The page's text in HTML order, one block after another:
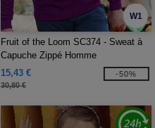
W1
Fruit of the Loom SC374 - Sweat à
Capuche Zippé Homme
15,43 €
30,80 €
-50%